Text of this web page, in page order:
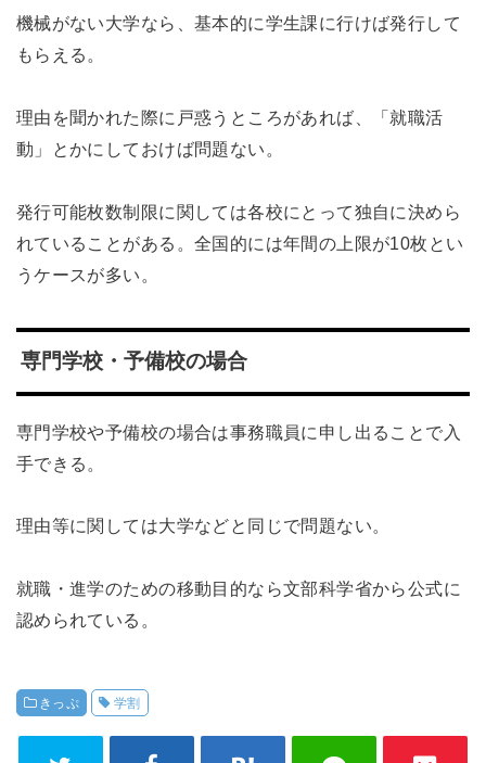
機械がない大学なら、基本的に学生課に行けば発行して
もらえる。
理由を聞かれた際に戸惑うところがあれば、「就職活
動」とかにしておけば問題ない。
発行可能枚数制限に関しては各校にとって独自に決めら
れていることがある。全国的には年間の上限が10枚とい
うケースが多い。
専門学校・予備校の場合
専門学校や予備校の場合は事務職員に申し出ることで入
手できる。
理由等に関しては大学などと同じで問題ない。
就職・進学のための移動目的なら文部科学省から公式に
認められている。
きっぷ 学割